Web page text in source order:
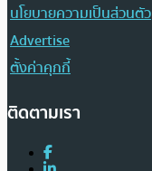
นโยบายความเป็นส่วนตัว
Advertise
ตั้งค่าคุกกี้
ติดตามเรา